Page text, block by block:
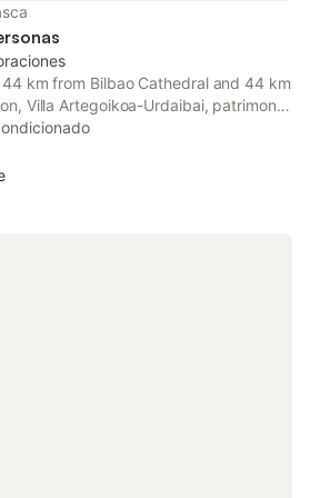
distancia. Se encuentra a 3,5 km del
de tren y el transporte público,
a 4,5 km. La oferta gastronómic
km from Bilbao Cathedral and 44 km
Villa Artegoikoa-Urdaibai, patrimonio
and air conditioning.